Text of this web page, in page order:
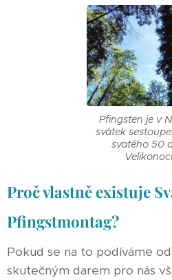
Pfingsten je v
svátek
svatého 50
Proč vlastně existuje
Pfingstmontag?
Pokud se na to podíváme
skutečným darem pro nás